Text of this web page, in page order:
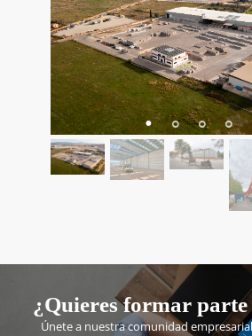
¿Quieres formar
Únete a nuestra comunidad